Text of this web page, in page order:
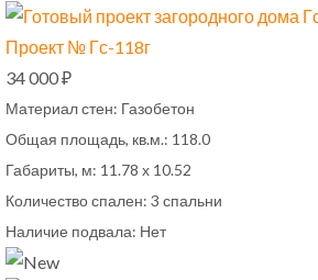
Проект № Гс-118г
34 000 ₽
Материал стен: Газобетон
Общая площадь, кв.м.: 118.0
Габариты, м: 11.78 х 10.52
Количество спален: 3 спальни
Наличие подвала: Нет